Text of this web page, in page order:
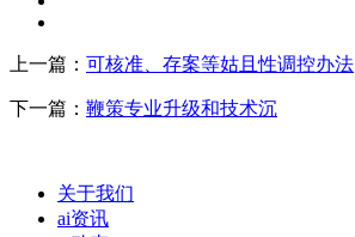
上一篇： 可核准、存案等姑且性调控办法
下一篇： 鞭策专业升级和技术沉
关于我们
ai资讯